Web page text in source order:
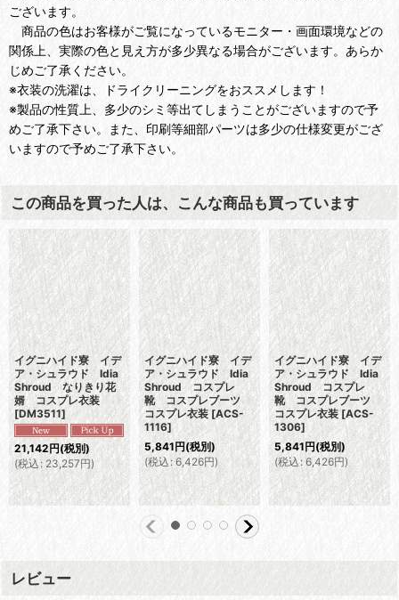
ございます。
商品の色はお客様がご覧になっているモニター・画面環境などの
関係上、実際の色と見え方が多少異なる場合がございます。あらか
じめご了承ください。
※衣装の洗濯は、ドライクリーニングをおススメします！
※製品の性質上、多少のシミ等出てしまうことがございますので予
めご了承下さい。また、印刷等細部パーツは多少の仕様変更がござ
いますので予めご了承下さい。
この商品を買った人は、こんな商品も買っています
イグニハイド寮 イデ
ア・シュラウド Idia
Shroud なりきり花
婿 コスプレ衣装
[DM3511]
21,142円(税別)
(税込: 23,257円)
イグニハイド寮 イデ
ア・シュラウド Idia
Shroud コスプレ
靴 コスプレブーツ
コスプレ衣装 [ACS-
1116]
5,841円(税別)
(税込: 6,426円)
イグニハイド寮 イデ
ア・シュラウド Idia
Shroud コスプレ
靴 コスプレブーツ
コスプレ衣装 [ACS-
1306]
5,841円(税別)
(税込: 6,426円)
レビュー